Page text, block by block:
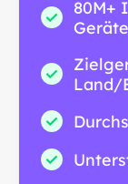
80M+
Land/